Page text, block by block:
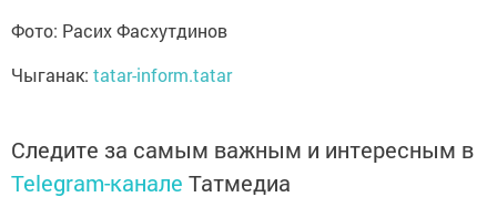
Фото: Расих Фасхутдинов
Чыганак: tatar-inform.tatar
Следите за самым важным и интересным в
Telegram-канале Татмедиа